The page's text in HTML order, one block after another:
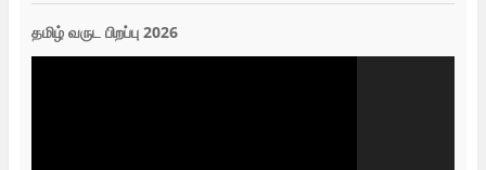
தமிழ் வருட பிறப்பு 2026